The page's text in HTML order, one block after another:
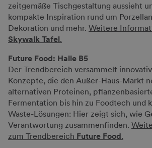
zeitgemäße Tischgestaltung aussieht
kompakte Inspiration rund um
Dekoration und mehr. Weitere
Skywalk Tafel.
Future Food: Halle B5
Der Trendbereich versammelt
Konzepte, die den Außer-Haus-Markt
alternativen Proteinen,
Fermentation bis hin zu Foodtech und
Waste-Lösungen: Hier zeigt sich, wie
Verantwortung zusammenfinden.
zum Trendbereich Future Food.